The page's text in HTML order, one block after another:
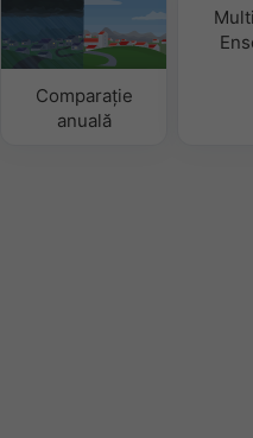
Comparație
anuală